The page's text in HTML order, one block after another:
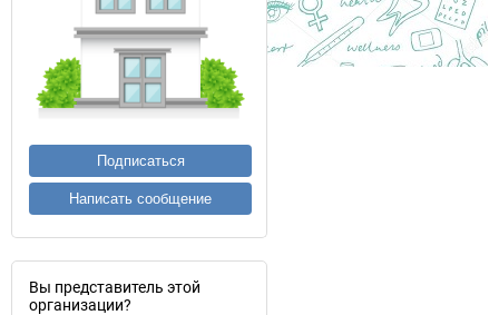
Подписаться
Написать сообщение
Вы представитель этой
организации?